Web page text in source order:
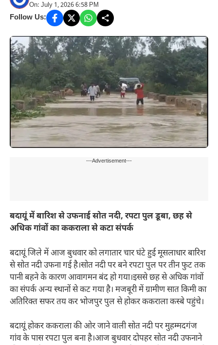
On: July 1, 2026 6:58 PM
Follow Us:
---Advertisement---
बदायूं में बारिश से उफनाई सोत नदी, रपटा पुल डूबा, छह से
अधिक गांवों का ककराला से कटा संपर्क
बदायूं जिले में आज बुधवार को लगातार चार घंटे हुई मूसलाधार बारिश
से सोत नदी उफना गई है।सोत नदी पर बने रपटा पुल पर तीन फुट तक
पानी बहने के कारण आवागमन बंद हो गया।इससे छह से अधिक गांवों
का संपर्क अन्य स्थानों से कट गया है। मजबूरी में ग्रामीण सात किमी का
अतिरिक्त सफर तय कर भोजपुर पुल से होकर ककराला कस्बे पहुंचे।
बदायूं होकर ककराला की ओर जाने वाली सोत नदी पर मुहम्मदगंज
गांव के पास रपटा पुल बना है।आज बुधवार दोपहर सोत नदी उफनाने